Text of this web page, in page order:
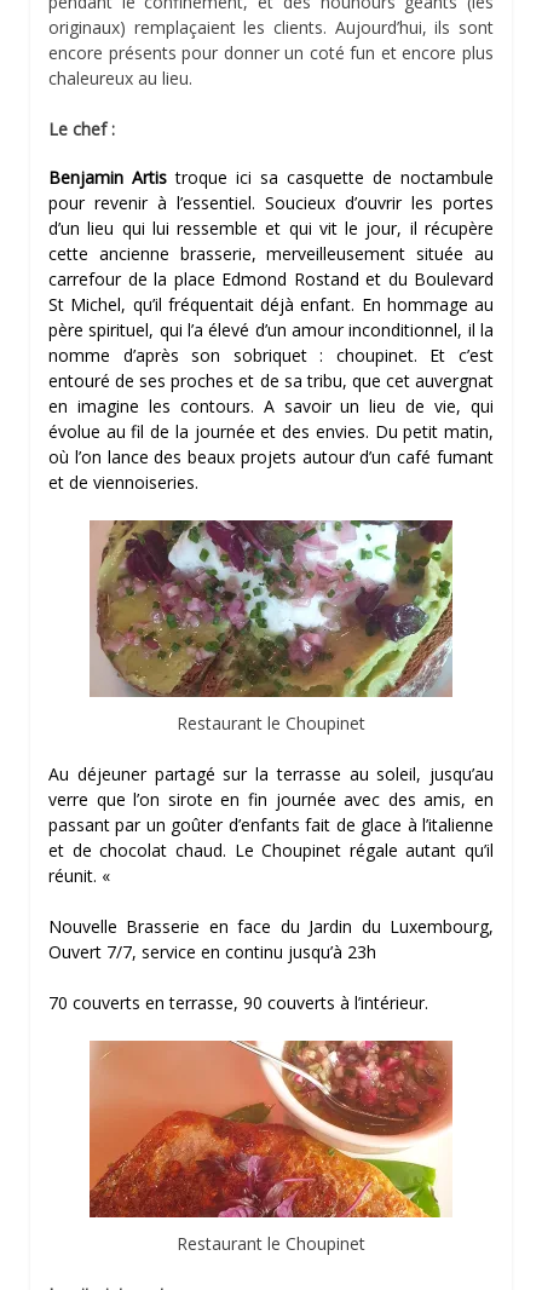
originaux) remplaçaient les clients. Aujourd’hui, ils sont
encore présents pour donner un coté fun et encore plus
chaleureux au lieu.
Le chef :
Benjamin Artis troque ici sa casquette de noctambule
pour revenir à l’essentiel. Soucieux d’ouvrir les portes
d’un lieu qui lui ressemble et qui vit le jour, il récupère
cette ancienne brasserie, merveilleusement située au
carrefour de la place Edmond Rostand et du Boulevard
St Michel, qu’il fréquentait déjà enfant. En hommage au
père spirituel, qui l’a élevé d’un amour inconditionnel, il la
nomme d’après son sobriquet : choupinet. Et c’est
entouré de ses proches et de sa tribu, que cet auvergnat
en imagine les contours. A savoir un lieu de vie, qui
évolue au fil de la journée et des envies. Du petit matin,
où l’on lance des beaux projets autour d’un café fumant
et de viennoiseries.
Restaurant le Choupinet
Au déjeuner partagé sur la terrasse au soleil, jusqu’au
verre que l’on sirote en fin journée avec des amis, en
passant par un goûter d’enfants fait de glace à l’italienne
et de chocolat chaud. Le Choupinet régale autant qu’il
réunit. «
Nouvelle Brasserie en face du Jardin du Luxembourg,
Ouvert 7/7, service en continu jusqu’à 23h
70 couverts en terrasse, 90 couverts à l’intérieur.
Restaurant le Choupinet